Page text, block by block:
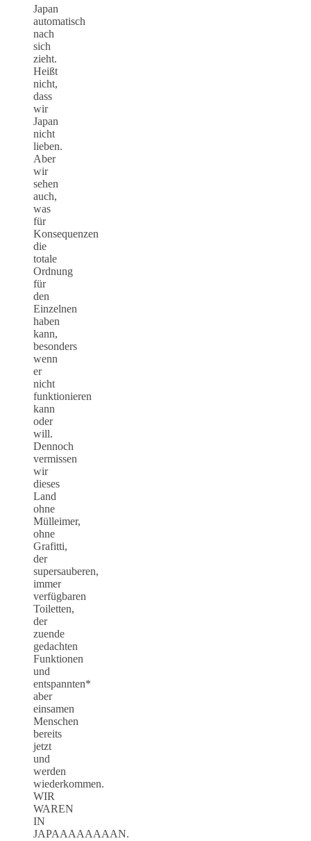
Japan
automatisch
nach
sich
zieht.
Heißt
nicht,
dass
wir
Japan
nicht
lieben.
Aber
wir
sehen
auch,
was
für
Konsequenzen
die
totale
Ordnung
für
den
Einzelnen
haben
kann,
besonders
wenn
er
nicht
funktionieren
kann
oder
will.
Dennoch
vermissen
wir
dieses
Land
ohne
Mülleimer,
ohne
Grafitti,
der
supersauberen,
immer
verfügbaren
Toiletten,
der
zuende
gedachten
Funktionen
und
entspannten*
aber
einsamen
Menschen
bereits
jetzt
und
werden
wiederkommen.
WIR
WAREN
IN
JAPAAAAAAAAN.